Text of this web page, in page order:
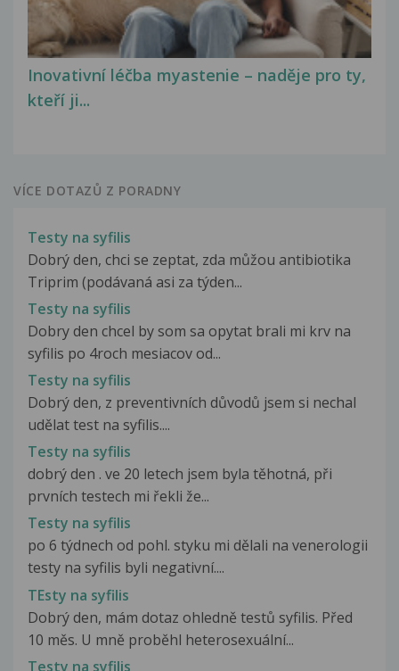
Inovativní léčba myastenie – naděje pro ty,
kteří ji...
VÍCE DOTAZŮ Z PORADNY
Testy na syfilis
Dobrý den, chci se zeptat, zda můžou antibiotika
Triprim (podávaná asi za týden...
Testy na syfilis
Dobry den chcel by som sa opytat brali mi krv na
syfilis po 4roch mesiacov od...
Testy na syfilis
Dobrý den, z preventivních důvodů jsem si nechal
udělat test na syfilis....
Testy na syfilis
dobrý den . ve 20 letech jsem byla těhotná, při
prvních testech mi řekli že...
Testy na syfilis
po 6 týdnech od pohl. styku mi dělali na venerologii
testy na syfilis byli negativní....
TEsty na syfilis
Dobrý den, mám dotaz ohledně testů syfilis. Před
10 měs. U mně proběhl heterosexuální...
Testy na syfilis